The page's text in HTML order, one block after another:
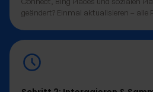
geändert? Einmal aktualisieren –